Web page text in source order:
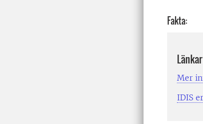
Fakta:
Mer
IDIS